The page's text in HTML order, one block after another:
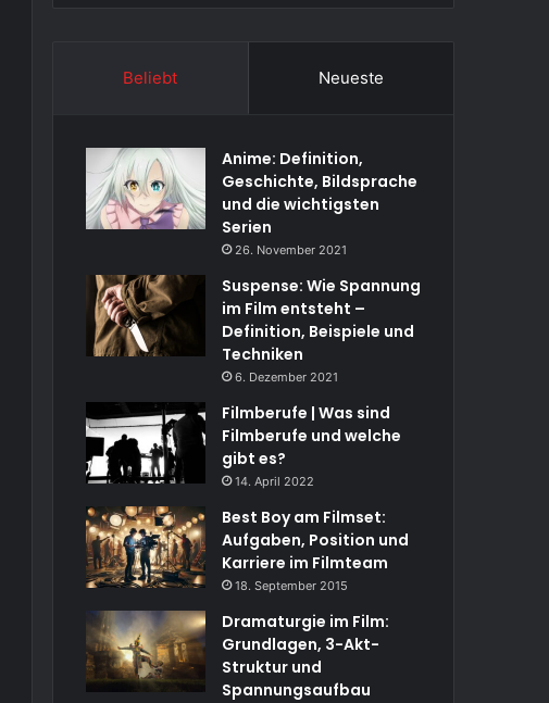
Beliebt Neueste
Anime: Definition,
Geschichte, Bildsprache
und die wichtigsten
Serien
26. November 2021
Suspense: Wie Spannung
im Film entsteht –
Definition, Beispiele und
Techniken
6. Dezember 2021
Filmberufe | Was sind
Filmberufe und welche
gibt es?
14. April 2022
Best Boy am Filmset:
Aufgaben, Position und
Karriere im Filmteam
18. September 2015
Dramaturgie im Film:
Grundlagen, 3-Akt-
Struktur und
Spannungsaufbau